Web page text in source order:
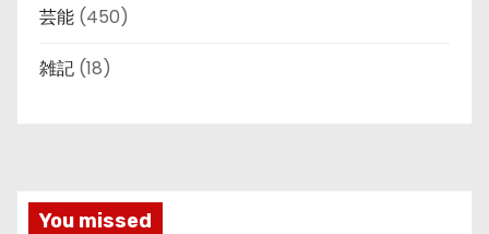
芸能 (450)
雑記 (18)
You missed